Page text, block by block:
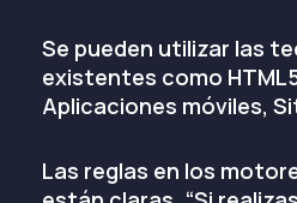
Se pueden utilizar las
existentes como
Aplicaciones móviles,
Las reglas en los